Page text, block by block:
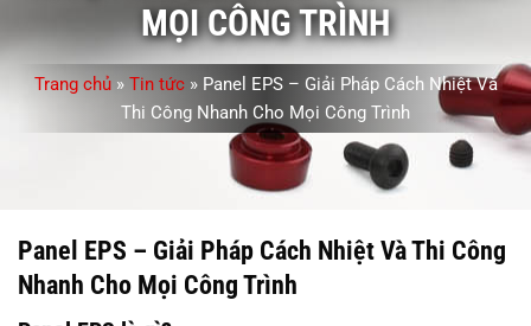
MỌI CÔNG TRÌNH
Trang chủ» Tin tức» Panel EPS – Giải Pháp Cách Nhiệt Và
Thi Công Nhanh Cho Mọi Công Trình
Panel EPS – Giải Pháp Cách Nhiệt Và Thi Công
Nhanh Cho Mọi Công Trình